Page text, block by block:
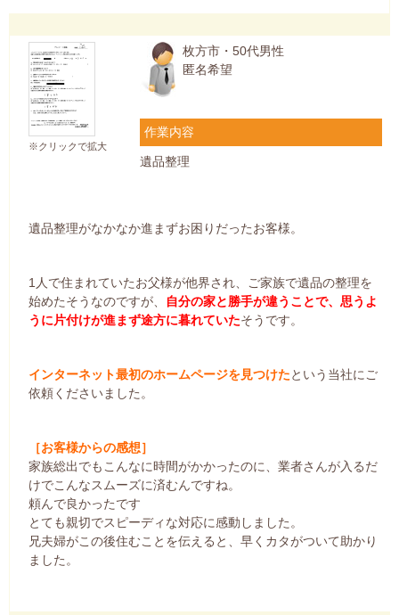
※クリックで拡大
枚方市・50代男性
匿名希望
作業内容
遺品整理
遺品整理がなかなか進まずお困りだったお客様。
1人で住まれていたお父様が他界され、ご家族で遺品の整理を
始めたそうなのですが、
自分の家と勝手が違うことで、思うよ
うに片付けが進まず途方に暮れていたそうです。
インターネット最初のホームページを見つけたという当社にご
依頼くださいました。
［お客様からの感想］
家族総出でもこんなに時間がかかったのに、業者さんが入るだ
けでこんなスムーズに済むんですね。
頼んで良かったです
とても親切でスピーディな対応に感動しました。
兄夫婦がこの後住むことを伝えると、早くカタがついて助かり
ました。